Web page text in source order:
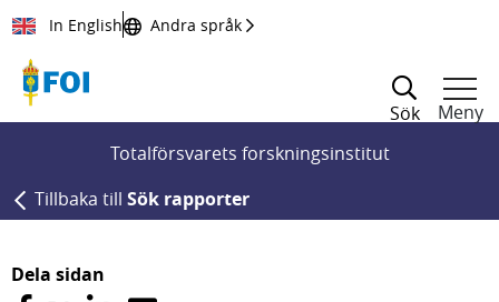
Till innehållet
In English Andra språk
Sök
Meny
Totalförsvarets forskningsinstitut
Tillbaka till Sök rapporter
Dela sidan